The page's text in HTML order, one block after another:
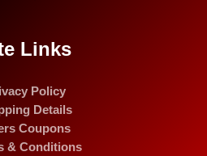
Links
Policy
Details
Coupons
& Conditions